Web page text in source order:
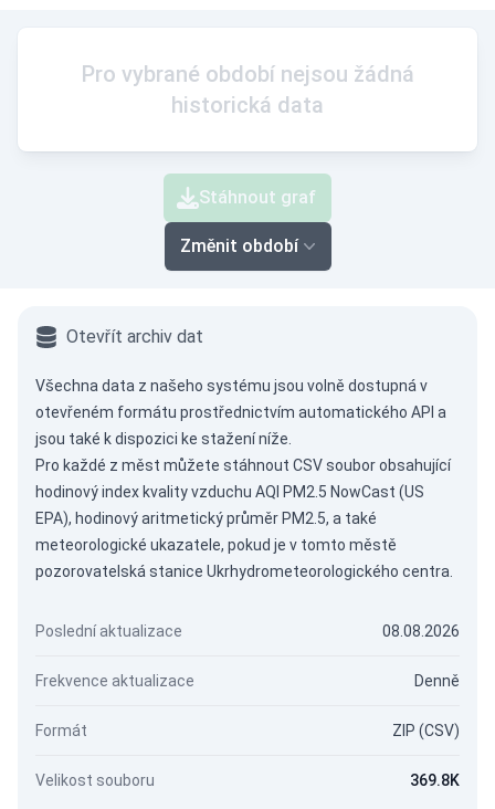
Pro vybrané období nejsou žádná
historická data
Stáhnout graf
Změnit období
Otevřít archiv dat
Všechna data z našeho systému jsou volně dostupná v
otevřeném formátu prostřednictvím automatického API a
jsou také k dispozici ke stažení níže.
Pro každé z měst můžete stáhnout CSV soubor obsahující
hodinový index kvality vzduchu AQI PM2.5 NowCast (US
EPA), hodinový aritmetický průměr PM2.5, a také
meteorologické ukazatele, pokud je v tomto městě
pozorovatelská stanice Ukrhydrometeorologického centra.
Poslední aktualizace 08.08.2026
Frekvence aktualizace Denně
Formát ZIP (CSV)
Velikost souboru 369.8K